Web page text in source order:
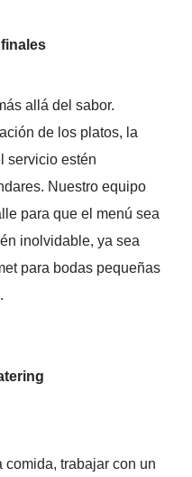
allá del sabor.
de los platos, la
servicio estén
Nuestro equipo
para que el menú sea
inolvidable, ya sea
para bodas pequeñas
trabajar con un